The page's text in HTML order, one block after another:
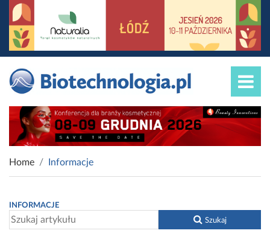
Home Informacje
INFORMACJE
Szukaj